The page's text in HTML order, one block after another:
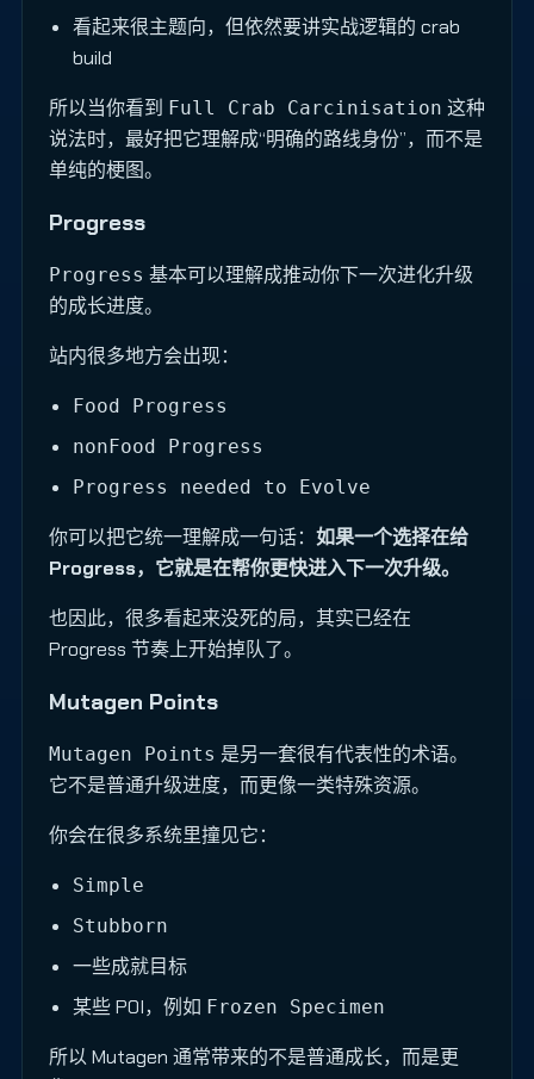
看起来很主题向，但依然要讲实战逻辑的 crab
build
所以当你看到 Full Crab Carcinisation 这种
说法时，最好把它理解成“明确的路线身份”，而不是
单纯的梗图。
Progress
Progress 基本可以理解成推动你下一次进化升级
的成长进度。
站内很多地方会出现：
Food Progress
nonFood Progress
Progress needed to Evolve
你可以把它统一理解成一句话： 如果一个选择在给
Progress，它就是在帮你更快进入下一次升级。
也因此，很多看起来没死的局，其实已经在
Progress 节奏上开始掉队了。
Mutagen Points
Mutagen Points 是另一套很有代表性的术语。
它不是普通升级进度，而更像一类特殊资源。
你会在很多系统里撞见它：
Simple
Stubborn
一些成就目标
某些 POI，例如 Frozen Specimen
所以 Mutagen 通常带来的不是普通成长，而是更